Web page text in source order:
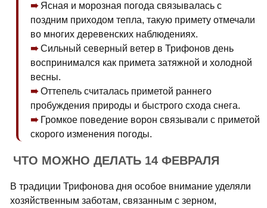
Ясная и морозная погода связывалась с
поздним приходом тепла, такую примету отмечали
во многих деревенских наблюдениях.
Сильный северный ветер в Трифонов день
воспринимался как примета затяжной и холодной
весны.
Оттепель считалась приметой раннего
пробуждения природы и быстрого схода снега.
Громкое поведение ворон связывали с приметой
скорого изменения погоды.
ЧТО МОЖНО ДЕЛАТЬ 14 ФЕВРАЛЯ
В традиции Трифонова дня особое внимание уделяли
хозяйственным заботам, связанным с зерном,